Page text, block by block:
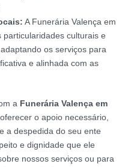
A Funerária Valença em
culturais e
os serviços para
e alinhada com as
a Funerária Valença em
o apoio necessário,
a despedida do seu ente
e dignidade que ele
nossos serviços ou para